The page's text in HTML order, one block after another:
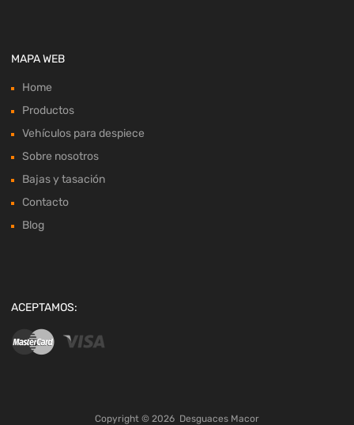
MAPA WEB
Home
Productos
Vehículos para despiece
Sobre nosotros
Bajas y tasación
Contacto
Blog
ACEPTAMOS:
Copyright © 2026 Desguaces Macor